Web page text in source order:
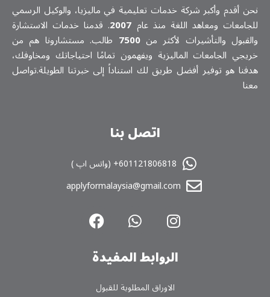
نحن أقدم وأكبر شركة خدمات تعلیمیة في ماليزيا، والوكيل الرسمي
للجامعات ومعاهد اللغة منذ عام 2007. قدمنا خدمات الاستشارة
والقبول والتأشيرات لأكثر من7500 طالب. مستشارونا هم من
خريجي الجامعات الماليزية ويفهمون تمامًا احتياجاتك ومخاوفك،
هدفنا هو توفير أفضل طريق لك استناداً إلى خبرتنا الطويلة.تواصل
معنا
اتصل بنا
601121806818+ (واتس اپ )
applyformalaysia@gmail.com
الروابط المفیدة
الاوراق المطلوبة للقبول